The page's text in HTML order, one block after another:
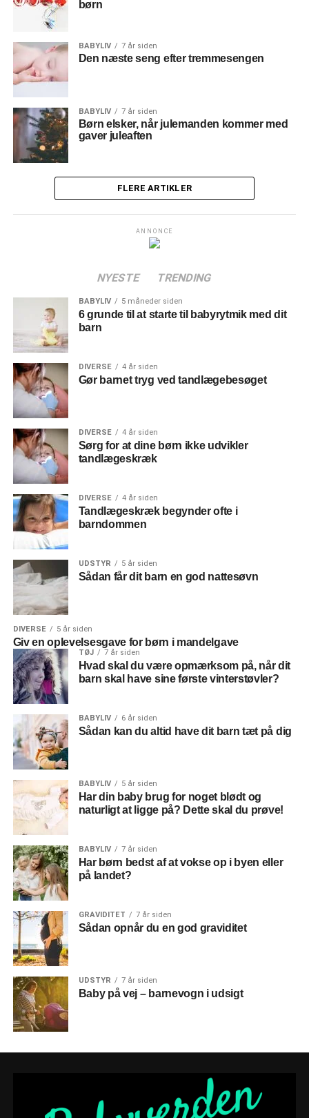
børn
BABYLIV 7 år siden
Den næste seng efter tremmesengen
BABYLIV 7 år siden
Børn elsker, når julemanden kommer med
gaver juleaften
FLERE ARTIKLER
ANNONCE
NYESTE TRENDING
BABYLIV 5 måneder siden
6 grunde til at starte til babyrytmik med dit
barn
DIVERSE 4 år siden
Gør barnet tryg ved tandlægebesøget
DIVERSE 4 år siden
Sørg for at dine børn ikke udvikler
tandlægeskræk
DIVERSE 4 år siden
Tandlægeskræk begynder ofte i
barndommen
UDSTYR 5 år siden
Sådan får dit barn en god nattesøvn
DIVERSE 5 år siden
Giv en oplevelsesgave for børn i mandelgave
TØJ 7 år siden
Hvad skal du være opmærksom på, når dit
barn skal have sine første vinterstøvler?
BABYLIV 6 år siden
Sådan kan du altid have dit barn tæt på dig
BABYLIV 5 år siden
Har din baby brug for noget blødt og
naturligt at ligge på? Dette skal du prøve!
BABYLIV 7 år siden
Har børn bedst af at vokse op i byen eller
på landet?
GRAVIDITET 7 år siden
Sådan opnår du en god graviditet
UDSTYR 7 år siden
Baby på vej – barnevogn i udsigt